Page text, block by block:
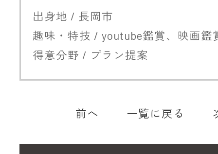
出身地 / 長岡市
趣味・特技 / youtube鑑賞、映画鑑
得意分野 / プラン提案
前へ 一覧に戻る